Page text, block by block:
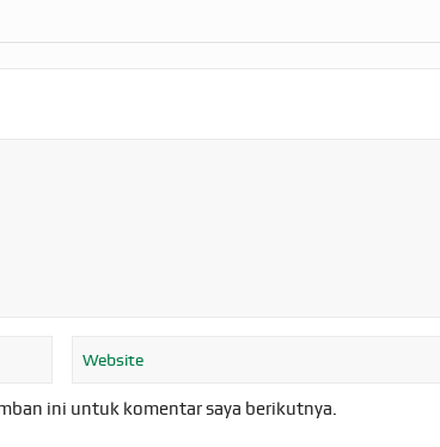
ini untuk komentar saya berikutnya.